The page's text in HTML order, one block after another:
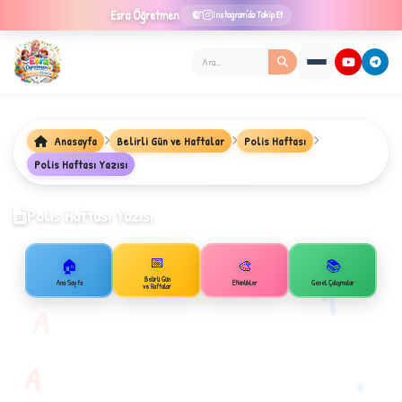
Esra Öğretmen Instagram'da Takip Et
B
✧
Anasayfa Belirli Gün ve Haftalar
Polis Haftası
Polis Haftası Yazısı
Polis Haftası Yazısı
🏠
Ana Sayfa
📅
Belirli Gün
ve Haftalar
🎨
Etkinlikler
📚
Genel Çalışmalar
1